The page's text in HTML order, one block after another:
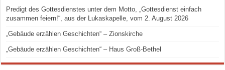
Predigt des Gottesdienstes unter dem Motto, „Gottesdienst einfach
zusammen feiern!“, aus der Lukaskapelle, vom 2. August 2026
„Gebäude erzählen Geschichten“ – Zionskirche
„Gebäude erzählen Geschichten“ – Haus Groß-Bethel